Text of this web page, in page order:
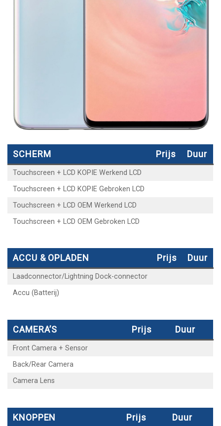
SCHERM Prijs Duur
Touchscreen + LCD KOPIE Werkend LCD
Touchscreen + LCD KOPIE Gebroken LCD
Touchscreen + LCD OEM Werkend LCD
Touchscreen + LCD OEM Gebroken LCD
ACCU & OPLADEN Prijs Duur
Laadconnector/Lightning Dock-connector
Accu (Batterij)
CAMERA’S Prijs Duur
Front Camera + Sensor
Back/Rear Camera
Camera Lens
KNOPPEN Prijs Duur